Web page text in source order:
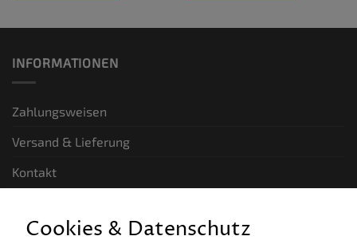
INFORMATIONEN
Zahlungsweisen
Versand & Lieferung
Kontakt
Cookies & Datenschutz